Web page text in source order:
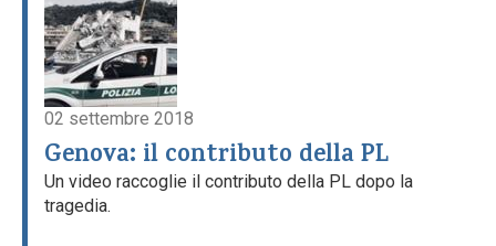
02 settembre 2018
Genova: il contributo della PL
Un video raccoglie il contributo della PL dopo la
tragedia.